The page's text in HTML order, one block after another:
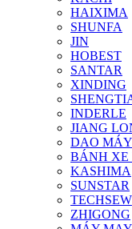
HAIXIMA
SHUNFA
JIN
HOBEST
SANTAR
XINDING
INDERLE
JIANG
DAO
BÁNH
KASHIMA
SUNSTAR
TECHSEW
ZHIGONG